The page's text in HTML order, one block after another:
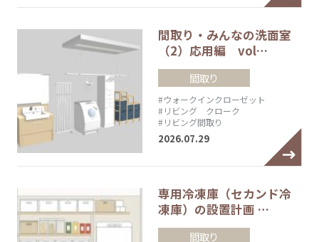
間取り・みんなの洗面室
（2）応用編 vol…
間取り
#ウォークインクローゼット
#リビング クローク
#リビング間取り
2026.07.29
専用冷凍庫（セカンド冷
凍庫）の設置計画 …
間取り